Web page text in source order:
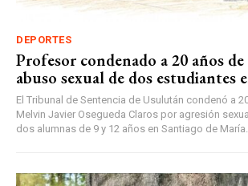
DEPORTES
Profesor condenado a 20 años
abuso sexual de dos estudiantes
El Tribunal de Sentencia de Usulután condenó a
Melvin Javier Osegueda Claros por agresión
dos alumnas de 9 y 12 años en Santiago de María.